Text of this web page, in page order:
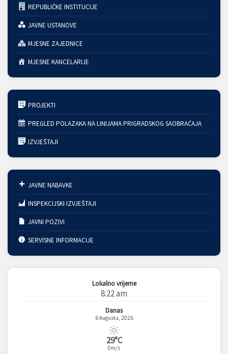
REPUBLIČKE INSTITUCIJE
JAVNE USTANOVE
MJESNE ZAJEDNICE
MJESNE KANCELARIJE
PROJEKTI
PREGLED POLAZAKA NA LINIJAMA PRIGRADSKOG SAOBRAĆAJA
IZVJEŠTAJI
JAVNE NABAVKE
INSPEKCIJSKI IZVJEŠTAJI
JAVNI POZIVI
SERVISNE INFORMACIJE
Lokalno vrijeme
8:22 am
Danas
6 Augusta, 2026
29°C
0m/s